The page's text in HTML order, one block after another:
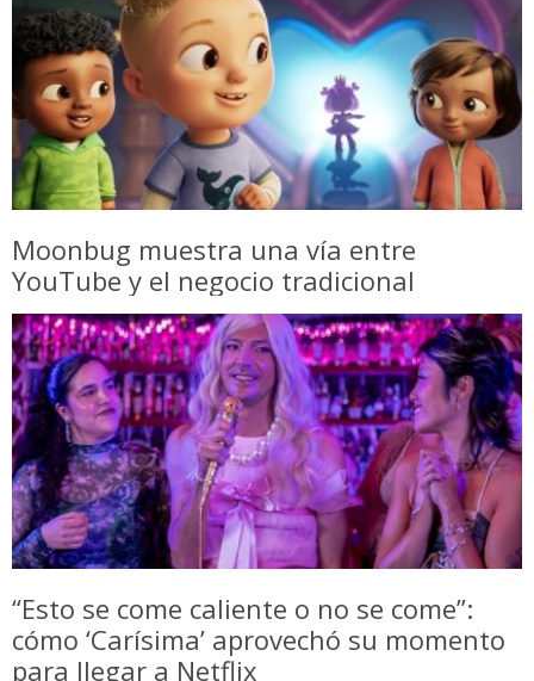
Moonbug muestra una vía entre
YouTube y el negocio tradicional
“Esto se come caliente o no se come”:
cómo ‘Carísima’ aprovechó su momento
para llegar a Netflix